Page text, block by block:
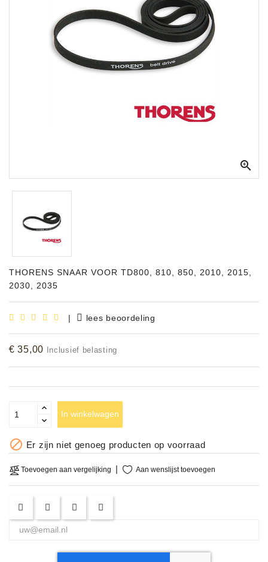
Apparatuur
Celtic
Instruments
Bladmuziek
MODELLEN
OCCASIONS
DEMONSTRATIES
&
CLINICS
SERVICE
DIENSTEN

THORENS SNAAR VOOR TD800, 810, 850, 2010, 2015,
2030, 2035
| lees beoordeling
€ 35,00 Inclusief belasting
In winkelwagen
 Er zijn niet genoeg producten op voorraad
Toevoegen aan vergelijking Aan wenslijst toevoegen